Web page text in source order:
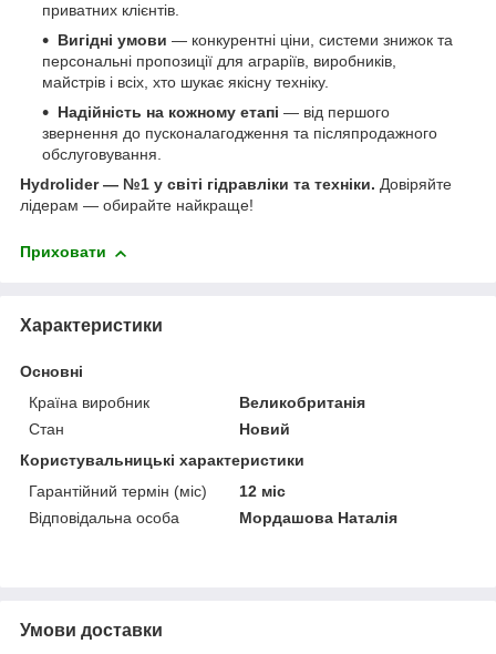
приватних клієнтів.
Вигідні умови — конкурентні ціни, системи знижок та
персональні пропозиції для аграріїв, виробників,
майстрів і всіх, хто шукає якісну техніку.
Надійність на кожному етапі — від першого
звернення до пусконалагодження та післяпродажного
обслуговування.
Hydrolider — №1 у світі гідравліки та техніки. Довіряйте
лідерам — обирайте найкраще!
Приховати
Характеристики
Основні
Країна виробник
Великобританія
Стан
Новий
Користувальницькі характеристики
Гарантійний термін (міс)
12 міс
Відповідальна особа
Мордашова Наталія
Умови доставки